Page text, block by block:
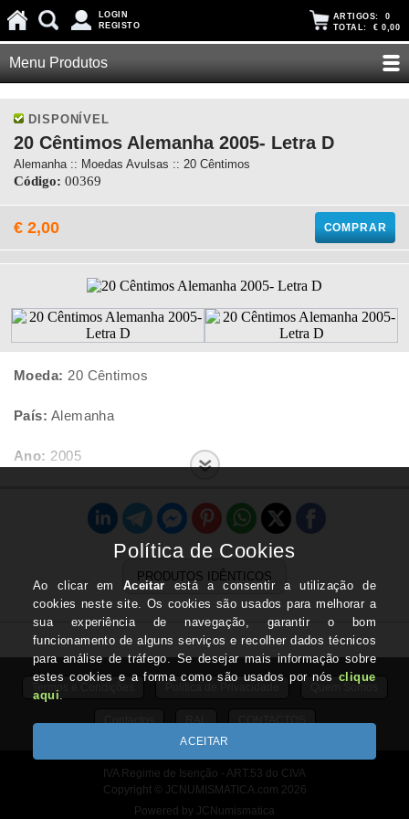
LOGIN
REGISTO
ARTIGOS: 0
TOTAL: € 0,00
Menu Produtos
DISPONÍVEL
20 Cêntimos Alemanha 2005- Letra D
Alemanha :: Moedas Avulsas :: 20 Cêntimos
Código: 00369
€ 2,00 COMPRAR
Moeda: 20 Cêntimos
País: Alemanha
Ano: 2005
Nova
PRODUTOS IDÊNTICOS
Termos e Condições Quem Somos
Contactos RAL CONTACTOS
IVA Regime de Isenção - ART.53 do CIVA
Copyright © JCNUMISMATICA.com 2026
Powered by JCNumismatica